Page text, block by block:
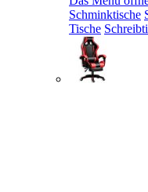
Schminktische
Tische